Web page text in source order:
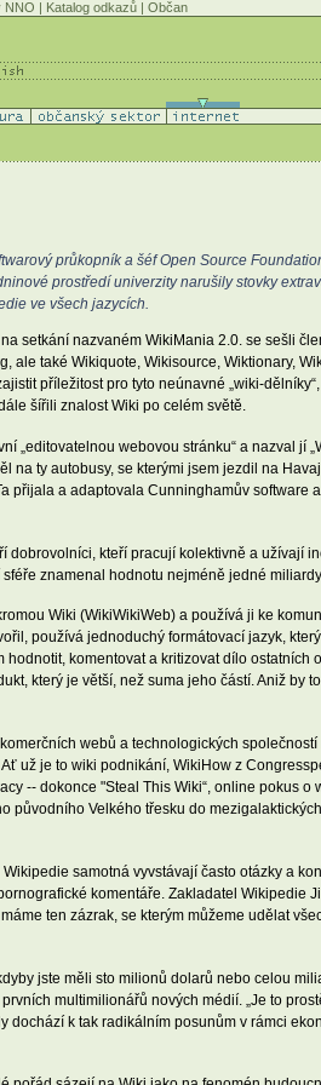
NNO | Katalog odkazů | Občan
průkopník a šéf Open Source
prostředí univerzity narušily stovky
ve všech jazycích.
setkání nazvaném WikiMania 2.0. se sešli
také Wikiquote, Wikisource, Wiktionary,
příležitost pro tyto neúnavné „wiki-
šířili znalost Wiki po celém světě.
webovou stránku“ a nazval jí
na ty autobusy, se kterými jsem jezdil na
a adaptovala Cunninghamův software
kteří pracují kolektivně a užívají
znamenal hodnotu nejméně jedné miliardy
Wiki (WikiWikiWeb) a používá ji ke
používá jednoduchý formátovací jazyk,
komentovat a kritizovat dílo ostatních
který je větší, než suma jeho částí. Aniž by
webů a technologických
už je to wiki podnikání, WikiHow z
-- dokonce "Steal This Wiki“, online pokus o
Velkého třesku do
samotná vyvstávají často otázky a
komentáře. Zakladatel Wikipedie
ten zázrak, se kterým můžeme udělat
jste měli sto milionů dolarů nebo celou
multimilionářů nových médií. „Je to
k tak radikálním posunům v rámci